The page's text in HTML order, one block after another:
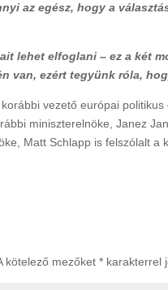
az egész, hogy a
lehet elfoglani – ez a két
van, ezért tegyünk róla,
vezető európai
miniszterelnöke, Janez
Matt Schlapp is felszólalt a
kötelező mezőket* karakterrel